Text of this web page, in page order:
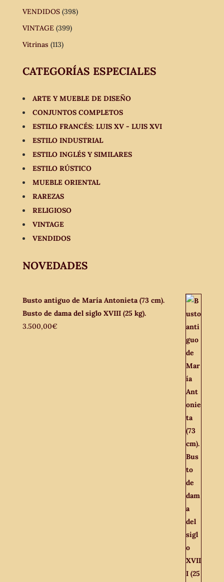
VENDIDOS (398)
VINTAGE (399)
Vitrinas (113)
CATEGORÍAS ESPECIALES
ARTE Y MUEBLE DE DISEÑO
CONJUNTOS COMPLETOS
ESTILO FRANCÉS: LUIS XV - LUIS XVI
ESTILO INDUSTRIAL
ESTILO INGLÉS Y SIMILARES
ESTILO RÚSTICO
MUEBLE ORIENTAL
RAREZAS
RELIGIOSO
VINTAGE
VENDIDOS
NOVEDADES
Busto antiguo de María Antonieta (73 cm).
Busto de dama del siglo XVIII (25 kg).
3.500,00€